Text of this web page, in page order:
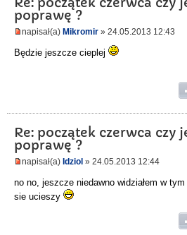
poprawę ?
napisał(a) Mikromir » 24.05.2013 12:43
Będzie jeszcze cieplej
Re: początek czerwca czy
poprawę ?
napisał(a) Idziol » 24.05.2013 12:44
no no, jeszcze niedawno widziałem w
sie ucieszy